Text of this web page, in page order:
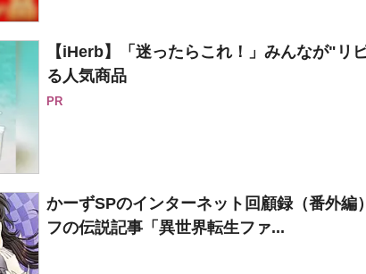
【iHerb】「迷ったらこれ！」みんなが"リ
る人気商品
PR
かーずSPのインターネット回顧録（番外編
フの伝説記事「異世界転生ファ...